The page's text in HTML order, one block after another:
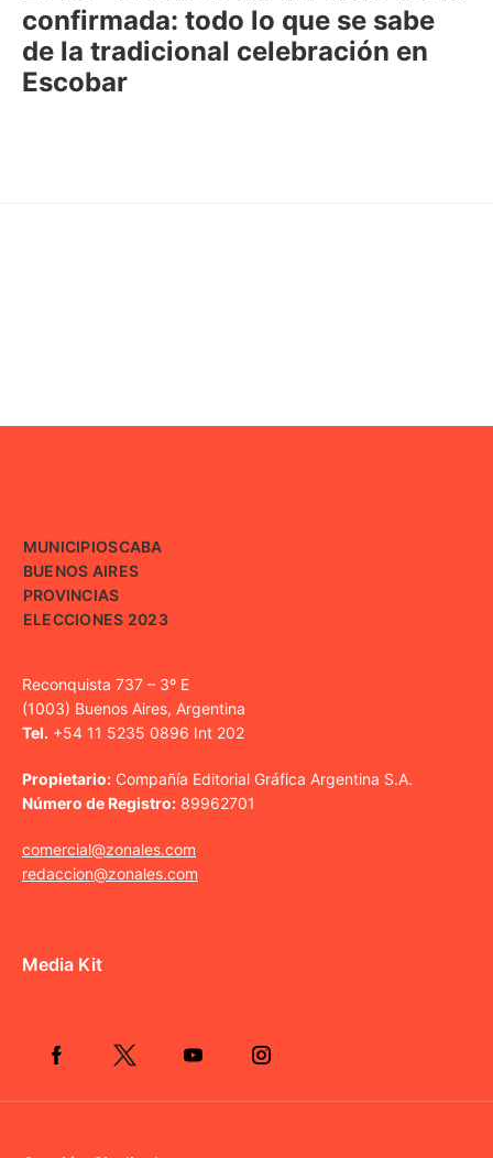
confirmada: todo lo que se sabe
de la tradicional celebración en
Escobar
MUNICIPIOSCABA
BUENOS AIRES
PROVINCIAS
ELECCIONES 2023
Reconquista 737 – 3º E
(1003) Buenos Aires, Argentina
Tel. +54 11 5235 0896 Int 202
Propietario: Compañía Editorial Gráfica Argentina S.A.
Número de Registro: 89962701
comercial@zonales.com
redaccion@zonales.com
Media Kit